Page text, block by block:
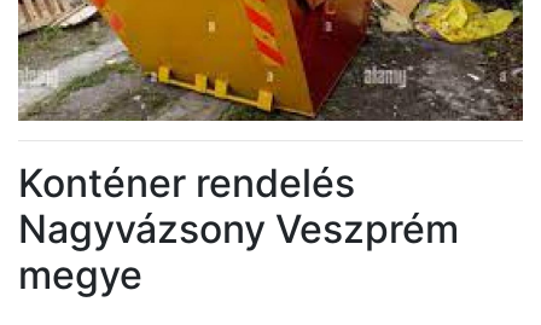
Konténer rendelés
Nagyvázsony Veszprém
megye